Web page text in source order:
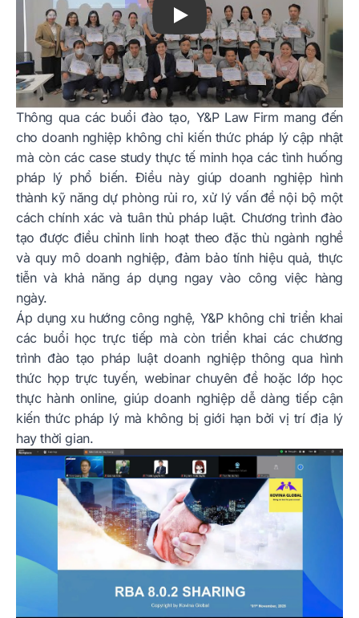
Thông qua các buổi đào tạo, Y&P Law Firm mang đến
cho doanh nghiệp không chỉ kiến thức pháp lý cập nhật
mà còn các case study thực tế minh họa các tình huống
pháp lý phổ biến. Điều này giúp doanh nghiệp hình
thành kỹ năng dự phòng rủi ro, xử lý vấn đề nội bộ một
cách chính xác và tuân thủ pháp luật. Chương trình đào
tạo được điều chỉnh linh hoạt theo đặc thù ngành nghề
và quy mô doanh nghiệp, đảm bảo tính hiệu quả, thực
tiễn và khả năng áp dụng ngay vào công việc hàng
ngày.
Áp dụng xu hướng công nghệ, Y&P không chỉ triển khai
các buổi học trực tiếp mà còn triển khai các chương
trình đào tạo pháp luật doanh nghiệp thông qua hình
thức họp trực tuyến, webinar chuyên đề hoặc lớp học
thực hành online, giúp doanh nghiệp dễ dàng tiếp cận
kiến thức pháp lý mà không bị giới hạn bởi vị trí địa lý
hay thời gian.